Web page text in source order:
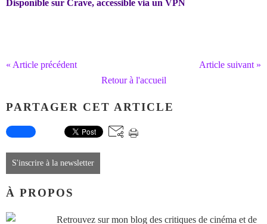
Disponible sur Crave, accessible via un VPN
« Article précédent
Article suivant »
Retour à l'accueil
PARTAGER CET ARTICLE
S'inscrire à la newsletter
À PROPOS
Retrouvez sur mon blog des critiques de cinéma et de